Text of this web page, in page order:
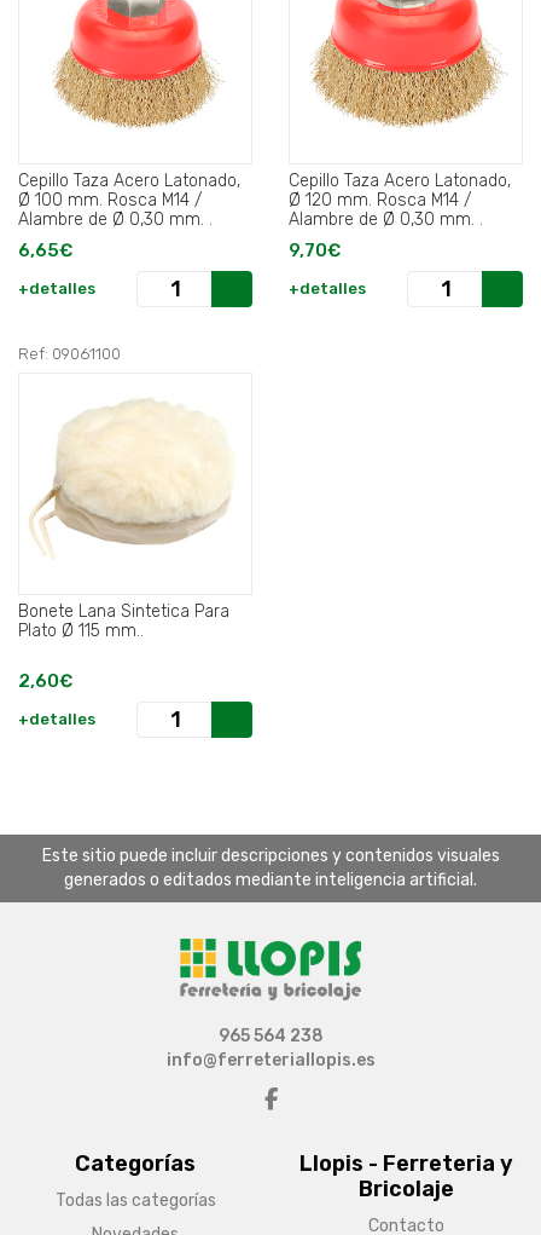
Cepillo Taza Acero Latonado,
Ø 100 mm. Rosca M14 /
Alambre de Ø 0,30 mm. .
6,65€
+detalles
Cepillo Taza Acero Latonado,
Ø 120 mm. Rosca M14 /
Alambre de Ø 0,30 mm. .
9,70€
+detalles
Ref: 09061100
Bonete Lana Sintetica Para
Plato Ø 115 mm..
2,60€
+detalles
Este sitio puede incluir descripciones y contenidos visuales
generados o editados mediante inteligencia artificial.
Categorías
Todas las categorías
Llopis - Ferreteria y
Bricolaje
Contacto
965 564 238
info@ferreteriallopis.es